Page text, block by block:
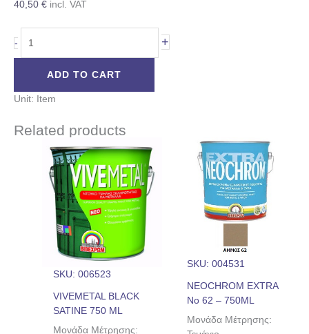
40,50 € incl. VAT
- +
ADD TO CART
Unit: Item
Related products
SKU: 006523
VIVEMETAL BLACK
SATINE 750 ML
Μονάδα Μέτρησης:
SKU: 004531
NEOCHROM EXTRA
No 62 – 750ML
Μονάδα Μέτρησης: